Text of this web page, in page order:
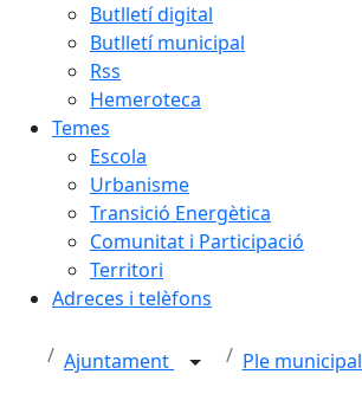
Butlletí digital
Butlletí municipal
Rss
Hemeroteca
Temes
Escola
Urbanisme
Transició Energètica
Comunitat i Participació
Territori
Adreces i telèfons
Ajuntament Ple municipal